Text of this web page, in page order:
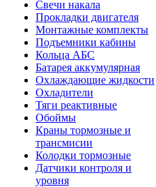
Свечи накала
Прокладки двигателя
Монтажные комплекты
Подъемники кабины
Кольца АБС
Батарея аккумулярная
Охлаждающие жидкости
Охладители
Тяги реактивные
Обоймы
Краны тормозные и
трансмисии
Колодки тормозные
Датчики контроля и
уровня